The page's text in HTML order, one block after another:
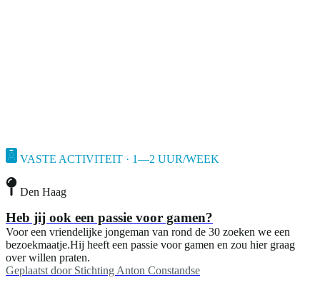
VASTE ACTIVITEIT · 1—2 UUR/WEEK
Den Haag
Heb jij ook een passie voor gamen?
Voor een vriendelijke jongeman van rond de 30 zoeken we een
bezoekmaatje.Hij heeft een passie voor gamen en zou hier graag
over willen praten.
Geplaatst door Stichting Anton Constandse